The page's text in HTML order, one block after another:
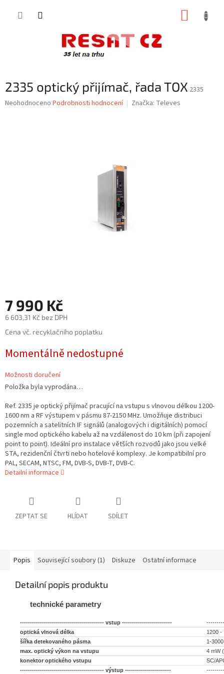
2335 optický přijímač, řada TOX 2335
Průměrné
Neohodnoceno Podrobnosti hodnocení Značka: Televes
7 990 Kč
6 603,31 Kč bez DPH
Měrná
Cena vč. recyklačního poplatku
Momentálně nedostupné
Možnosti doručení
Položka byla vyprodána…
Ref. 2335 je optický přijímač pracující na vstupu s vlnovou délkou 1200-
1600 nm a RF výstupem v pásmu 87-2150 MHz. Umožňuje distribuci
pozemních a satelitních IF signálů (analogových i digitálních) pomocí
single mod optického kabelu až na vzdálenost do 10 km (při zapojení
point to point). Ideální pro instalace větších rozvodů jako jsou velké
STA, rezidenční čtvrti nebo hotelové komplexy. Je kompatibilní pro
PAL, SECAM, NTSC, FM, DVB-S, DVB-T, DVB-C.
Detailní informace
ZEPTAT SE HLÍDAT SDÍLET
Popis Související soubory (1) Diskuze Ostatní informace
Detailní popis produktu
technické parametry
------------------------------------------ vstup -------------------------
optická vlnová délka
1200 -
šířka detekovaného pásma
1-
max. optický výkon na vstupu
4 mW
konektor optického vstupu
SC/
------------------------------------------ výstup -----------------------